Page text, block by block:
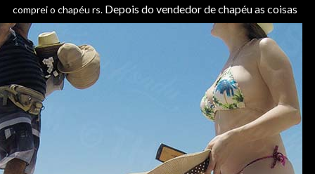
comprei o chapéu rs. Depois do vendedor de chapéu as coisas